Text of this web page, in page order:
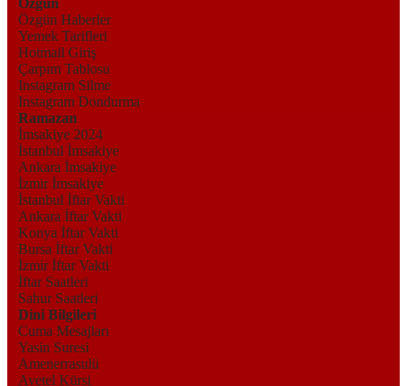
Özgün
Özgün Haberler
Yemek Tarifleri
Hotmail Giriş
Çarpım Tablosu
Instagram Silme
Instagram Dondurma
Ramazan
İmsakiye 2024
İstanbul İmsakiye
Ankara İmsakiye
İzmir İmsakiye
İstanbul İftar Vakti
Ankara İftar Vakti
Konya İftar Vakti
Bursa İftar Vakti
İzmir İftar Vakti
İftar Saatleri
Sahur Saatleri
Dini Bilgileri
Cuma Mesajları
Yasin Suresi
Amenerrasulü
Ayetel Kürsi